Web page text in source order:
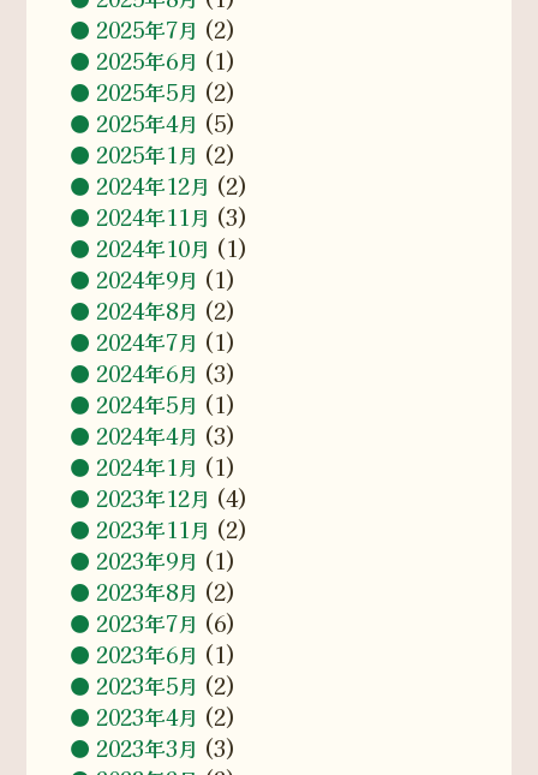
2025年7月 (2)
2025年6月 (1)
2025年5月 (2)
2025年4月 (5)
2025年1月 (2)
2024年12月 (2)
2024年11月 (3)
2024年10月 (1)
2024年9月 (1)
2024年8月 (2)
2024年7月 (1)
2024年6月 (3)
2024年5月 (1)
2024年4月 (3)
2024年1月 (1)
2023年12月 (4)
2023年11月 (2)
2023年9月 (1)
2023年8月 (2)
2023年7月 (6)
2023年6月 (1)
2023年5月 (2)
2023年4月 (2)
2023年3月 (3)